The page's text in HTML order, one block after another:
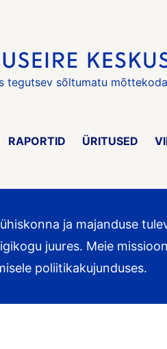
tegutsev sõltumatu mõttekoda
RAPORTID ÜRITUSED
ja majanduse
juures. Meie
poliitikakujunduses.